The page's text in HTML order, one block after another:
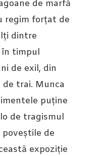
de marfă
regim forțat de
dintre
timpul
de exil, din
trai. Munca
puține
de tragismul
de
expoziție